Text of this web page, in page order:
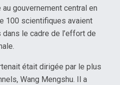
gouvernement central en
100 scientifiques avaient
le cadre de l’effort de
était dirigée par le plus
Wang Mengshu. Il a